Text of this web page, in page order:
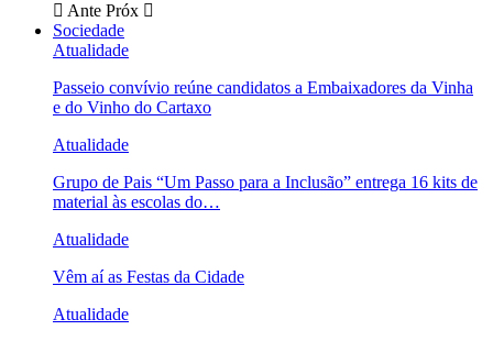
Ante Próx
Sociedade
Atualidade
Passeio convívio reúne candidatos a Embaixadores da Vinha
e do Vinho do Cartaxo
Atualidade
Grupo de Pais “Um Passo para a Inclusão” entrega 16 kits de
material às escolas do…
Atualidade
Vêm aí as Festas da Cidade
Atualidade